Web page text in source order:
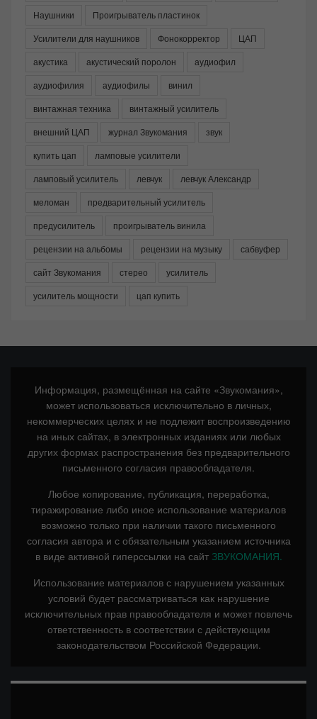
Наушники
Проигрыватель пластинок
Усилители для наушников
Фонокорректор
ЦАП
акустика
акустический поролон
аудиофил
аудиофилия
аудиофилы
винил
винтажная техника
винтажный усилитель
внешний ЦАП
журнал Звукомания
звук
купить цап
ламповые усилители
ламповый усилитель
левчук
левчук Александр
меломан
предварительный усилитель
предусилитель
проигрыватель винила
рецензии на альбомы
рецензии на музыку
сабвуфер
сайт Звукомания
стерео
усилитель
усилитель мощности
цап купить
Информация, размещённая на сайте «Звукомания»,
может использоваться исключительно в личных,
некоммерческих целях и не подлежит воспроизведению
на иных сайтах, в электронных изданиях или любых
других формах распространения без предварительного
письменного согласия правообладателя.
Любое копирование, публикация, переработка,
тиражирование либо иное использование материалов
возможно только при наличии такого письменного
согласия автора и с обязательным указанием источника
в виде активной гиперссылки на сайт ЗВУКОМАНИЯ.
Использование материалов с нарушением указанных
условий будет рассматриваться как нарушение
исключительных прав правообладателя и может повлечь
ответственность в соответствии с действующим
законодательством Российской Федерации.